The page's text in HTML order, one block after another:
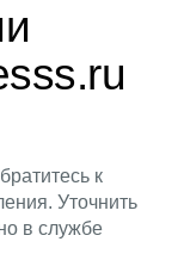
к
Уточнить
в службе